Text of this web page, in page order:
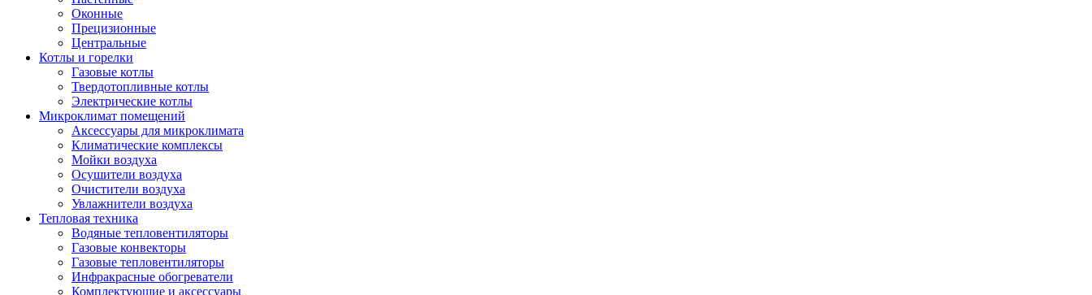
Оконные
Прецизионные
Центральные
Котлы и горелки
Газовые котлы
Твердотопливные котлы
Электрические котлы
Микроклимат помещений
Аксессуары для микроклимата
Климатические комплексы
Мойки воздуха
Осушители воздуха
Очистители воздуха
Увлажнители воздуха
Тепловая техника
Водяные тепловентиляторы
Газовые конвекторы
Газовые тепловентиляторы
Инфракрасные обогреватели
Комплектующие и аксессуары